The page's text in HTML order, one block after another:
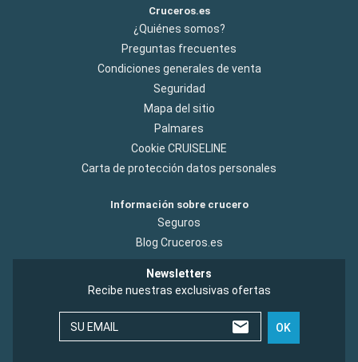
Cruceros.es
¿Quiénes somos?
Preguntas frecuentes
Condiciones generales de venta
Seguridad
Mapa del sitio
Palmares
Cookie CRUISELINE
Carta de protección datos personales
Información sobre crucero
Seguros
Blog Cruceros.es
Newsletters
Recibe nuestras exclusivas ofertas
SU EMAIL OK